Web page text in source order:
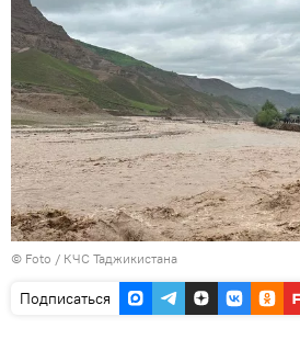
© Foto / КЧС Таджикистана
Подписаться